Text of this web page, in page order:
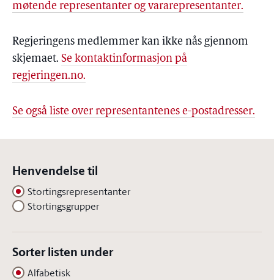
møtende representanter og vararepresentanter.
Regjeringens medlemmer kan ikke nås gjennom
skjemaet. Se kontaktinformasjon på
regjeringen.no.
Se også liste over representantenes e-postadresser.
Henvendelse til
Stortingsrepresentanter
Stortingsgrupper
Sorter listen under
Alfabetisk